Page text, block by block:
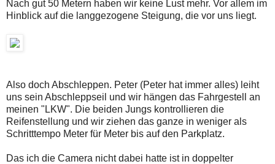
Nach gut 50 Metern haben wir keine Lust mehr. Vor allem im
Hinblick auf die langgezogene Steigung, die vor uns liegt.
Also doch Abschleppen. Peter (Peter hat immer alles) leiht
uns sein Abschleppseil und wir hängen das Fahrgestell an
meinen "LKW". Die beiden Jungs kontrollieren die
Reifenstellung und wir ziehen das ganze in weniger als
Schritttempo Meter für Meter bis auf den Parkplatz.
Das ich die Camera nicht dabei hatte ist in doppelter